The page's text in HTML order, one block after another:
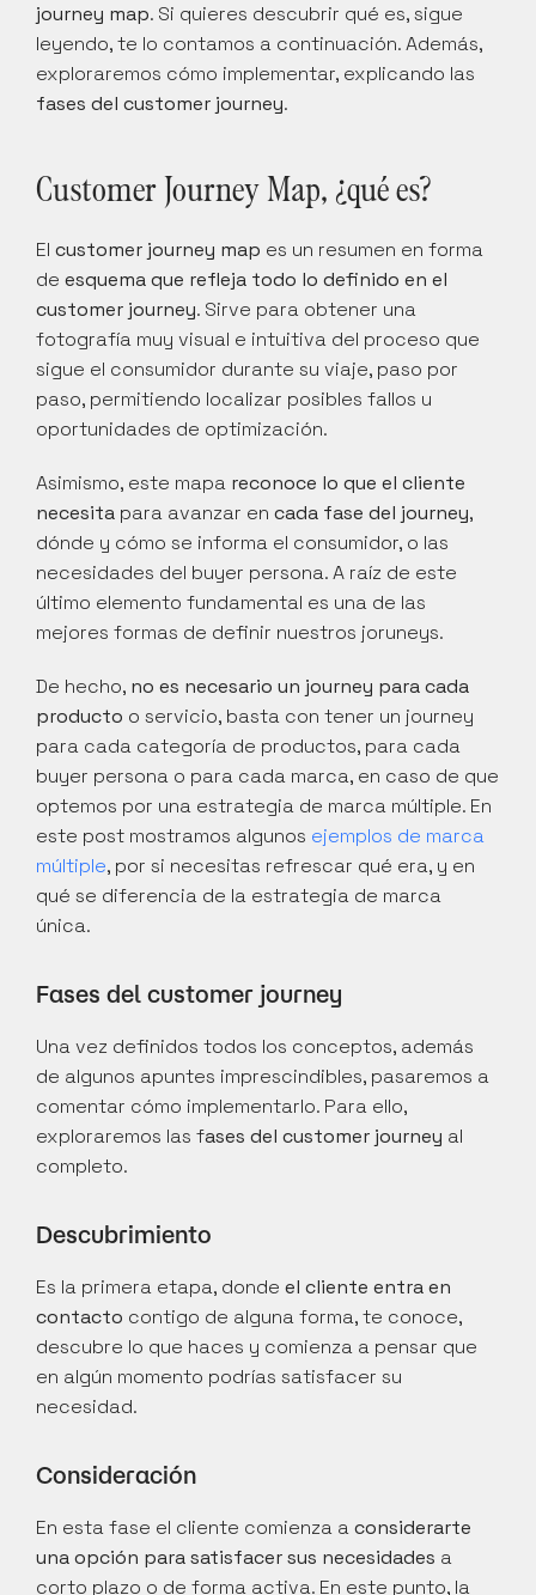
journey map. Si quieres descubrir qué es, sigue
leyendo, te lo contamos a continuación. Además,
fases del customer journey.
Customer Journey Map, ¿qué es?
El customer journey map es un resumen en forma
de esquema que refleja todo lo definido en el
customer journey. Sirve para obtener una
fotografía muy visual e intuitiva del proceso que
sigue el consumidor durante su viaje, paso por
paso, permitiendo localizar posibles fallos u
oportunidades de optimización.
Asimismo, este mapa reconoce lo que el cliente
necesita para avanzar en cada fase del journey,
dónde y cómo se informa el consumidor, o las
necesidades del buyer persona. A raíz de este
último elemento fundamental es una de las
mejores formas de definir nuestros joruneys.
De hecho, no es necesario un journey para cada
producto o servicio, basta con tener un journey
para cada categoría de productos, para cada
buyer persona o para cada marca, en caso de que
optemos por una estrategia de marca múltiple. En
este post mostramos algunos ejemplos de marca
múltiple, por si necesitas refrescar qué era, y en
qué se diferencia de la estrategia de marca
única.
Fases del customer journey
Una vez definidos todos los conceptos, además
de algunos apuntes imprescindibles, pasaremos a
comentar cómo implementarlo. Para ello,
exploraremos las fases del customer journey al
completo.
Descubrimiento
Es la primera etapa, donde el cliente entra en
contacto contigo de alguna forma, te conoce,
descubre lo que haces y comienza a pensar que
en algún momento podrías satisfacer su
necesidad.
Consideración
En esta fase el cliente comienza a considerarte
una opción para satisfacer sus necesidades a
corto plazo o de forma activa. En este punto, la